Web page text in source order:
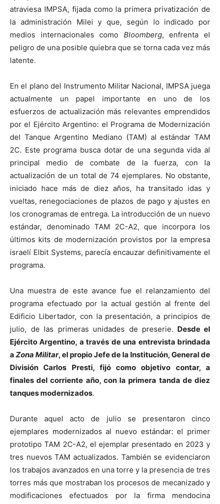
atraviesa IMPSA, fijada como la primera privatización de
la administración Milei y que, según lo indicado por
medios internacionales como Bloomberg, enfrenta el
peligro de una posible quiebra que se torna cada vez más
latente.
En el plano del Instrumento Militar Nacional, IMPSA juega
actualmente un papel importante en uno de los
esfuerzos de actualización más relevantes emprendidos
por el Ejército Argentino: el Programa de Modernización
del Tanque Argentino Mediano (TAM) al estándar TAM
2C. Este programa busca dotar de una segunda vida al
principal medio de combate de la fuerza, con la
actualización de un total de 74 ejemplares. No obstante,
iniciado hace más de diez años, ha transitado idas y
vueltas, renegociaciones de plazos de pago y ajustes en
los cronogramas de entrega. La introducción de un nuevo
estándar, denominado TAM 2C-A2, que incorpora los
últimos kits de modernización provistos por la empresa
israelí Elbit Systems, parecía encauzar definitivamente el
programa.
Una muestra de este avance fue el relanzamiento del
programa efectuado por la actual gestión al frente del
Edificio Libertador, con la presentación, a principios de
julio, de las primeras unidades de preserie. Desde el
Ejército Argentino, a través de una entrevista brindada
a Zona Militar, el propio Jefe de la Institución, General de
División Carlos Presti, fijó como objetivo contar, a
finales del corriente año, con la primera tanda de diez
tanques modernizados.
Durante aquel acto de julio se presentaron cinco
ejemplares modernizados al nuevo estándar: el primer
prototipo TAM 2C-A2, el ejemplar presentado en 2023 y
tres nuevos TAM actualizados. También se evidenciaron
los trabajos avanzados en una torre y la presencia de tres
torres más que mostraban los procesos de mecanizado y
modificaciones efectuados por la firma mendocina